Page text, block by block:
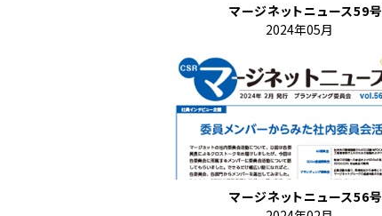
マージネットニュース59号
2024年05月
マージネットニュース56号